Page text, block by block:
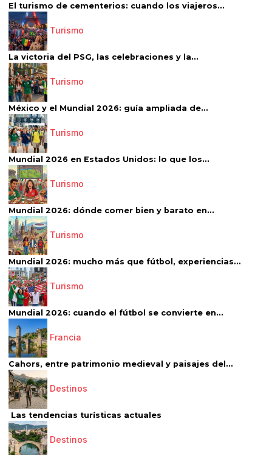
El turismo de cementerios: cuando los viajeros...
Turismo
La victoria del PSG, las celebraciones y la...
Turismo
México y el Mundial 2026: guía ampliada de...
Turismo
Mundial 2026 en Estados Unidos: lo que los...
Turismo
Mundial 2026: dónde comer bien y barato en...
Turismo
Mundial 2026: mucho más que fútbol, experiencias...
Turismo
Mundial 2026: cuando el fútbol se convierte en...
Francia
Cahors, entre patrimonio medieval y paisajes del...
Destinos
Las tendencias turísticas actuales
Destinos